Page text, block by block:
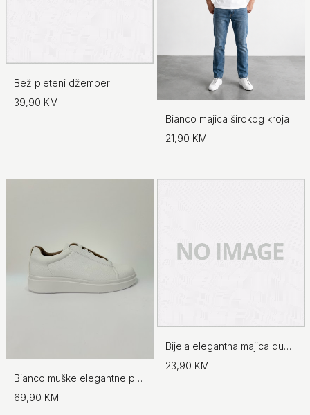
Bež pleteni džemper
39,90 KM
Bianco majica širokog kroja
21,90 KM
Bianco muške elegantne patike
69,90 KM
Bijela elegantna majica dugih rukava
23,90 KM